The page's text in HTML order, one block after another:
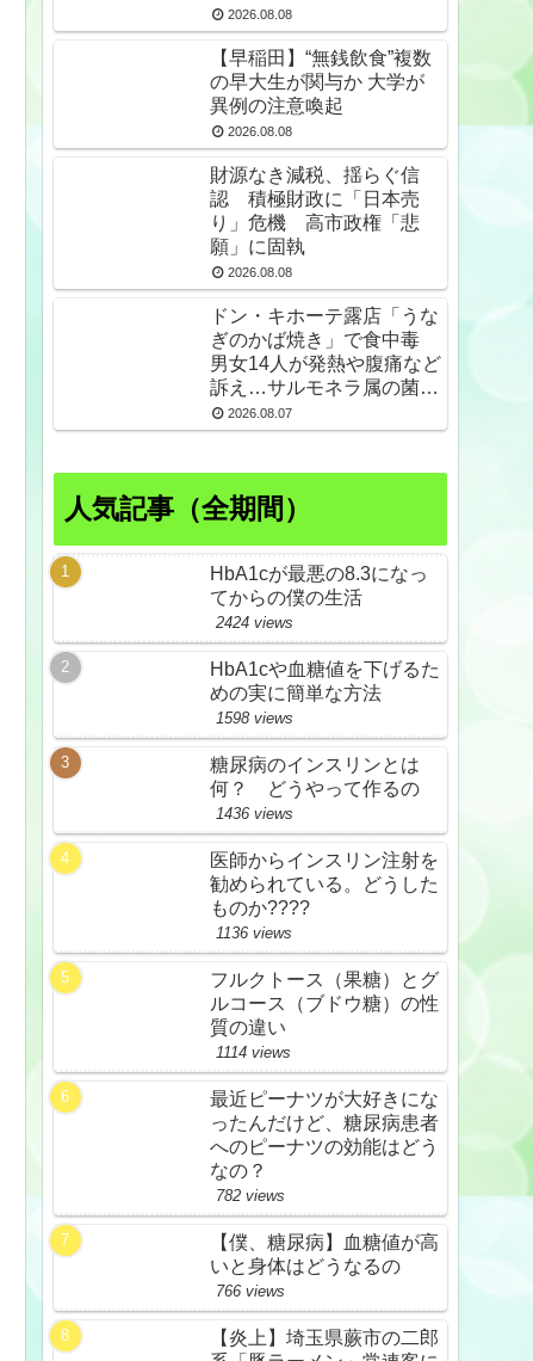
2026.08.08
【早稲田】“無銭飲食”複数
の早大生が関与か 大学が
異例の注意喚起
2026.08.08
財源なき減税、揺らぐ信
認 積極財政に「日本売
り」危機 高市政権「悲
願」に固執
2026.08.08
ドン・キホーテ露店「うな
ぎのかば焼き」で食中毒
男女14人が発熱や腹痛など
訴え…サルモネラ属の菌検
出2026.08.07
人気記事（全期間）
HbA1cが最悪の8.3になっ
てからの僕の生活
2424 views
HbA1cや血糖値を下げるた
めの実に簡単な方法
1598 views
糖尿病のインスリンとは
何？ どうやって作るの
1436 views
医師からインスリン注射を
勧められている。どうした
ものか????
1136 views
フルクトース（果糖）とグ
ルコース（ブドウ糖）の性
質の違い
1114 views
最近ピーナツが大好きにな
ったんだけど、糖尿病患者
へのピーナツの効能はどう
なの？
782 views
【僕、糖尿病】血糖値が高
いと身体はどうなるの
766 views
【炎上】埼玉県蕨市の二郎